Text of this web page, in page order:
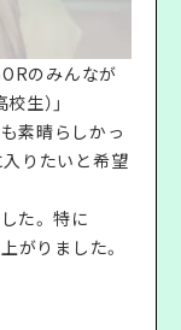
のみんなが
生）」
素晴らしかっ
入りたいと希望
た。 特に
がりました。